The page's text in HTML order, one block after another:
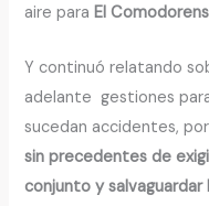
aire paraEl
Y continuó relatando
adelante gestiones
sucedan accidentes,
sin precedentes de
conjunto y